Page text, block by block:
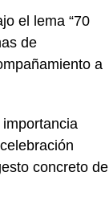
el lema “70
de
a
concreto de